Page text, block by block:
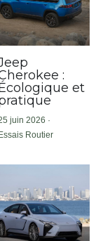
:
et
juin 2026 ·
Routier